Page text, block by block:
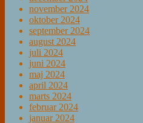
november 2024
oktober 2024
september 2024
august 2024
juli 2024
juni 2024
maj 2024
april 2024
marts 2024
februar 2024
januar 2024